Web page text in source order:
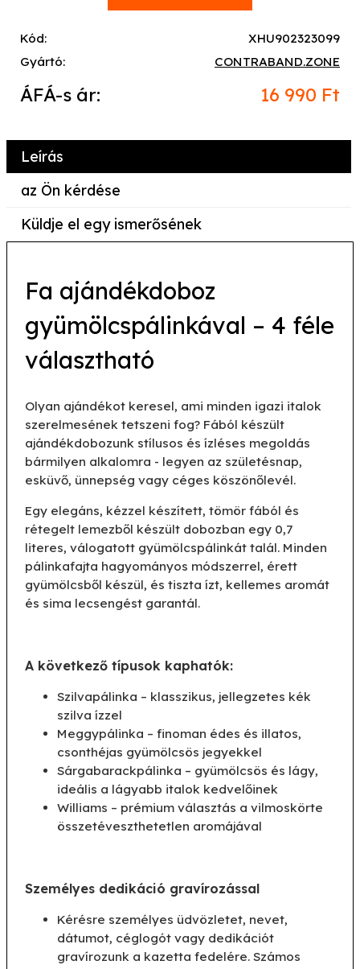
Kód:
XHU902323099
Gyártó:
CONTRABAND.ZONE
ÁFÁ-s ár: 16 990 Ft
Leírás
az Ön kérdése
Küldje el egy ismerősének
Fa ajándékdoboz
gyümölcspálinkával – 4 féle
választható
Olyan ajándékot keresel, ami minden igazi italok
szerelmesének tetszeni fog? Fából készült
ajándékdobozunk stílusos és ízléses megoldás
bármilyen alkalomra - legyen az születésnap,
esküvő, ünnepség vagy céges köszönőlevél.
Egy elegáns, kézzel készített, tömör fából és
rétegelt lemezből készült dobozban egy 0,7
literes, válogatott gyümölcspálinkát talál. Minden
pálinkafajta hagyományos módszerrel, érett
gyümölcsből készül, és tiszta ízt, kellemes aromát
és sima lecsengést garantál.
A következő típusok kaphatók:
Szilvapálinka – klasszikus, jellegzetes kék
szilva ízzel
Meggypálinka – finoman édes és illatos,
csonthéjas gyümölcsös jegyekkel
Sárgabarackpálinka – gyümölcsös és lágy,
ideális a lágyabb italok kedvelőinek
Williams – prémium választás a vilmoskörte
összetéveszthetetlen aromájával
Személyes dedikáció gravírozással
Kérésre személyes üdvözletet, nevet,
dátumot, céglogót vagy dedikációt
gravírozunk a kazetta fedelére. Számos